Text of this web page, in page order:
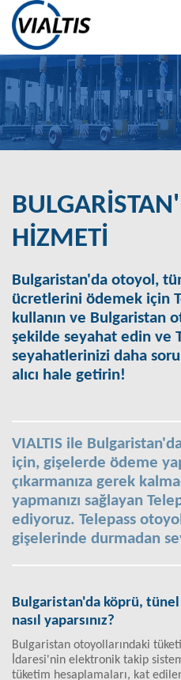
HIZMETI
Bulgaristan'da otoyol,
ücretlerini ödemek için
kullanın ve Bulgaristan
şekilde seyahat edin ve
seyahatlerinizi daha
alıcı hale getirin!
VIALTIS ile
için, gişelerde ödeme
çıkarmanıza gerek
yapmanızı sağlayan
ediyoruz. Telepass
gişelerinde durmadan
Bulgaristan'da köprü,
nasıl yaparsınız?
Bulgaristan otoyollarındaki
İdaresi'nin elektronik takip
tüketim hesaplamaları, kat